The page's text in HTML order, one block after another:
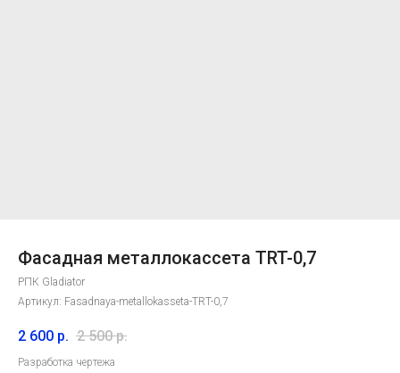
Фасадная металлокассета ТRT-0,7
РПК Gladiator
Артикул: Fasadnaya-metallokasseta-ТRT-0,7
2 600 р. 2 500 р.
Разработка чертежа